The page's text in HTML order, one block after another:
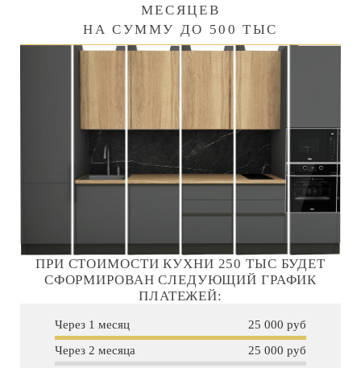
МЕСЯЦЕВ
НА СУММУ ДО 500 ТЫС
ПРИ СТОИМОСТИ КУХНИ 250 ТЫС БУДЕТ
СФОРМИРОВАН СЛЕДУЮЩИЙ ГРАФИК
ПЛАТЕЖЕЙ:
Через 1 месяц
25 000 руб
Через 2 месяца
25 000 руб